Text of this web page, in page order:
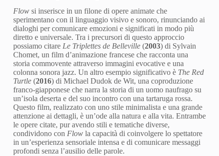
Flowsi inserisce in un filone di opere animate che
sperimentano con il linguaggio visivo e sonoro, rinunciando ai
dialoghi per comunicare emozioni e significati in modo più
diretto e universale. Tra i precursori di questo approccio
possiamo citare Le Triplettes de Belleville(2003) di Sylvain
Chomet, un film d’animazione francese che racconta una
storia commovente attraverso immagini evocative e una
colonna sonora jazz. Un altro esempio significativo è The Red
Turtle(2016) di Michael Dudok de Wit, una coproduzione
franco-giapponese che narra la storia di un uomo naufrago su
un’isola deserta e del suo incontro con una tartaruga rossa.
Questo film, realizzato con uno stile minimalista e una grande
attenzione ai dettagli, è un’ode alla natura e alla vita. Entrambe
le opere citate, pur avendo stili e tematiche diverse,
condividono con Flowla capacità di coinvolgere lo spettatore
in un’esperienza sensoriale intensa e di comunicare messaggi
profondi senza l’ausilio delle parole.